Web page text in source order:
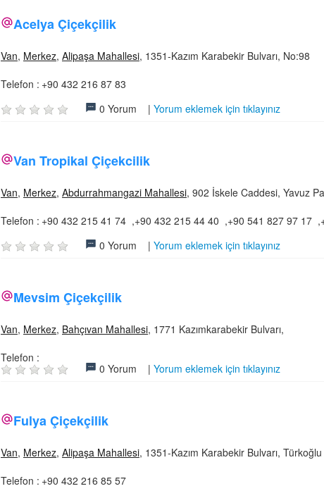
Acelya Çiçekçilik
Van, Merkez, Alipaşa Mahallesi, 1351-Kazım Karabekir Bulvarı, No:98
Telefon : +90 432 216 87 83
0 Yorum | Yorum eklemek için tıklayınız
Van Tropikal Çiçekcilik
Van, Merkez, Abdurrahmangazi Mahallesi, 902 İskele Caddesi, Yavuz
Telefon : +90 432 215 41 74 ,+90 432 215 44 40 ,+90 541 827 97 17
0 Yorum | Yorum eklemek için tıklayınız
Mevsim Çiçekçilik
Van, Merkez, Bahçıvan Mahallesi, 1771 Kazımkarabekir Bulvarı,
Telefon :
0 Yorum | Yorum eklemek için tıklayınız
Fulya Çiçekçilik
Van, Merkez, Alipaşa Mahallesi, 1351-Kazım Karabekir Bulvarı,
Telefon : +90 432 216 85 57